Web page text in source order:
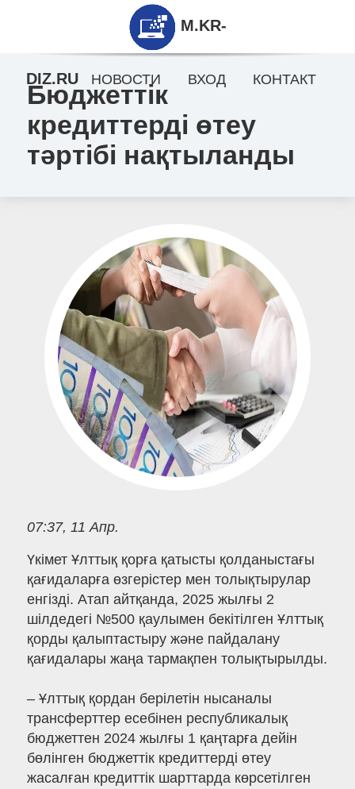
Бюджеттік
кредиттерді өтеу
тәртібі нақтыланды
07:37, 11 Апр.
Үкімет Ұлттық қорға қатысты қолданыстағы
қағидаларға өзгерістер мен толықтырулар
енгізді. Атап айтқанда, 2025 жылғы 2
шілдедегі №500 қаулымен бекітілген Ұлттық
қорды қалыптастыру және пайдалану
қағидалары жаңа тармақпен толықтырылды.
– Ұлттық қордан берілетін нысаналы
трансферттер есебінен республикалық
бюджеттен 2024 жылғы 1 қаңтарға дейін
бөлінген бюджеттік кредиттерді өтеу
жасалған кредиттік шарттарда көрсетілген
M.KR-
DIZ.RU НОВОСТИ ВХОД КОНТАКТ